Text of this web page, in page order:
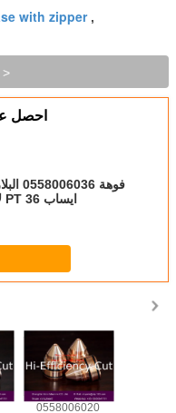
with zipper,
منتوج وصف >
احصل
فوهة
لالة قطع البلازما PT 36 ايساب
0558006020